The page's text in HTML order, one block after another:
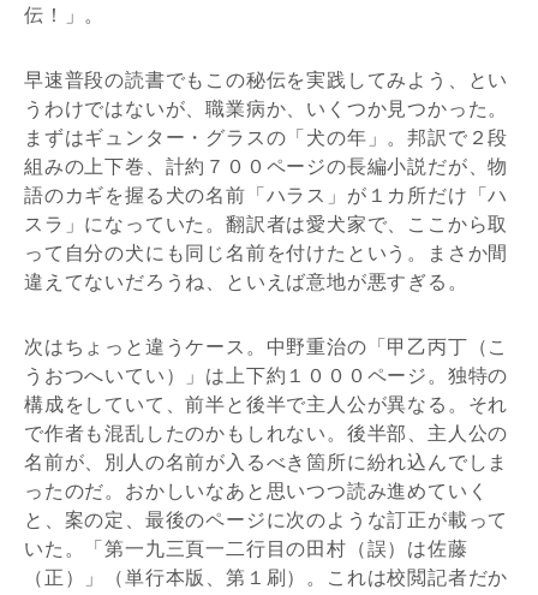
伝！」。
早速普段の読書でもこの秘伝を実践してみよう、とい
うわけではないが、職業病か、いくつか見つかった。
まずはギュンター・グラスの「犬の年」。邦訳で２段
組みの上下巻、計約７００ページの長編小説だが、物
語のカギを握る犬の名前「ハラス」が１カ所だけ「ハ
スラ」になっていた。翻訳者は愛犬家で、ここから取
って自分の犬にも同じ名前を付けたという。まさか間
違えてないだろうね、といえば意地が悪すぎる。
次はちょっと違うケース。中野重治の「甲乙丙丁（こ
うおつへいてい）」は上下約１０００ページ。独特の
構成をしていて、前半と後半で主人公が異なる。それ
で作者も混乱したのかもしれない。後半部、主人公の
名前が、別人の名前が入るべき箇所に紛れ込んでしま
ったのだ。おかしいなあと思いつつ読み進めていく
と、案の定、最後のページに次のような訂正が載って
いた。「第一九三頁一二行目の田村（誤）は佐藤
（正）」（単行本版、第１刷）。これは校閲記者だか